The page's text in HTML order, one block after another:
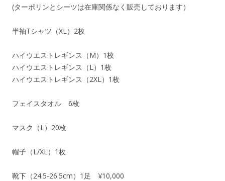
(ターポリンとシーツは在庫関係なく販売しております）
半袖Tシャツ（XL）2枚
ハイウエストレギンス（M）1枚
ハイウエストレギンス（L）1枚
ハイウエストレギンス（2XL）1枚
フェイスタオル 6枚
マスク（L）20枚
帽子（L/XL）1枚
靴下（24.5-26.5cm）1足 ¥10,000